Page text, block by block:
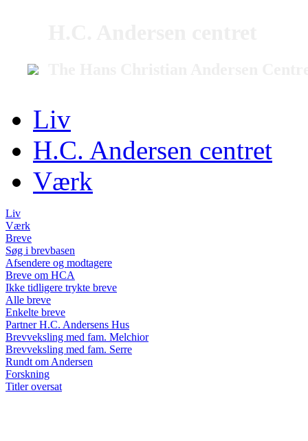
Liv
H.C. Andersen centret
Værk
Liv
Værk
Breve
Søg i brevbasen
Afsendere og modtagere
Breve om HCA
Ikke tidligere trykte breve
Alle breve
Enkelte breve
Partner H.C. Andersens Hus
Brevveksling med fam. Melchior
Brevveksling med fam. Serre
Rundt om Andersen
Forskning
Titler oversat